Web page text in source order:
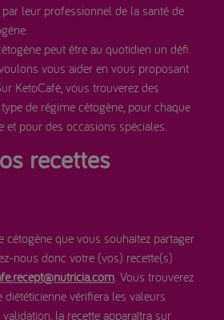
leur professionnel de la santé de
peut être au quotidien un défi.
vous aider en vous proposant
KetoCafé, vous trouverez des
de régime cétogène, pour chaque
pour des occasions spéciales.
recettes
cétogène que vous souhaitez partager
nous donc votre (vos) recette(s)
. Vous trouverez
diététicienne vérifiera les valeurs
la recette apparaîtra sur